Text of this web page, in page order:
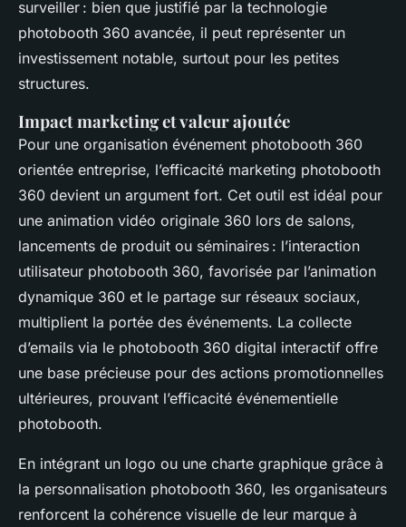
surveiller : bien que justifié par la technologie
photobooth 360 avancée, il peut représenter un
investissement notable, surtout pour les petites
structures.
Impact marketing et valeur ajoutée
Pour une organisation événement photobooth 360
orientée entreprise, l’efficacité marketing photobooth
360 devient un argument fort. Cet outil est idéal pour
une animation vidéo originale 360 lors de salons,
lancements de produit ou séminaires : l’interaction
utilisateur photobooth 360, favorisée par l’animation
dynamique 360 et le partage sur réseaux sociaux,
multiplient la portée des événements. La collecte
d’emails via le photobooth 360 digital interactif offre
une base précieuse pour des actions promotionnelles
ultérieures, prouvant l’efficacité événementielle
photobooth.
En intégrant un logo ou une charte graphique grâce à
la personnalisation photobooth 360, les organisateurs
renforcent la cohérence visuelle de leur marque à